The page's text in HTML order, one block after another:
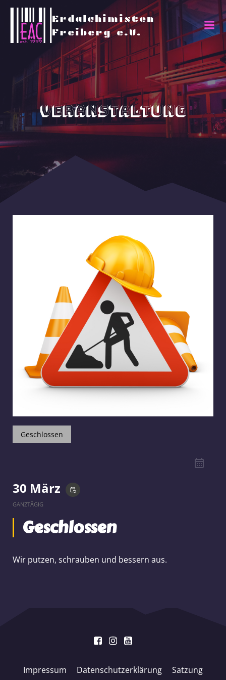
Erdalchimisten
Freiberg e.V.
Veranstaltung
Geschlossen
30 März event_repeat
GANZTÄGIG
Geschlossen
Wir putzen, schrauben und bessern aus.
Impressum Datenschutzerklärung Satzung